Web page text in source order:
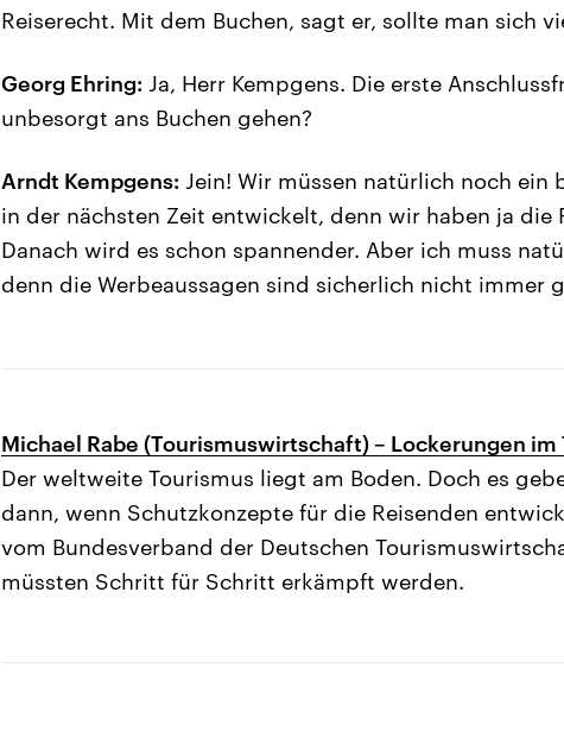
Reiserecht. Mit dem Buchen, sagt er, sollte man sich
Georg Ehring: Ja, Herr Kempgens. Die erste
unbesorgt ans Buchen gehen?
Arndt Kempgens: Jein! Wir müssen natürlich noch ein
in der nächsten Zeit entwickelt, denn wir haben ja die
Danach wird es schon spannender. Aber ich muss
denn die Werbeaussagen sind sicherlich nicht immer
Michael Rabe (Tourismuswirtschaft) – Lockerungen
Der weltweite Tourismus liegt am Boden. Doch es
dann, wenn Schutzkonzepte für die Reisenden
vom Bundesverband der Deutschen
müssten Schritt für Schritt erkämpft werden.